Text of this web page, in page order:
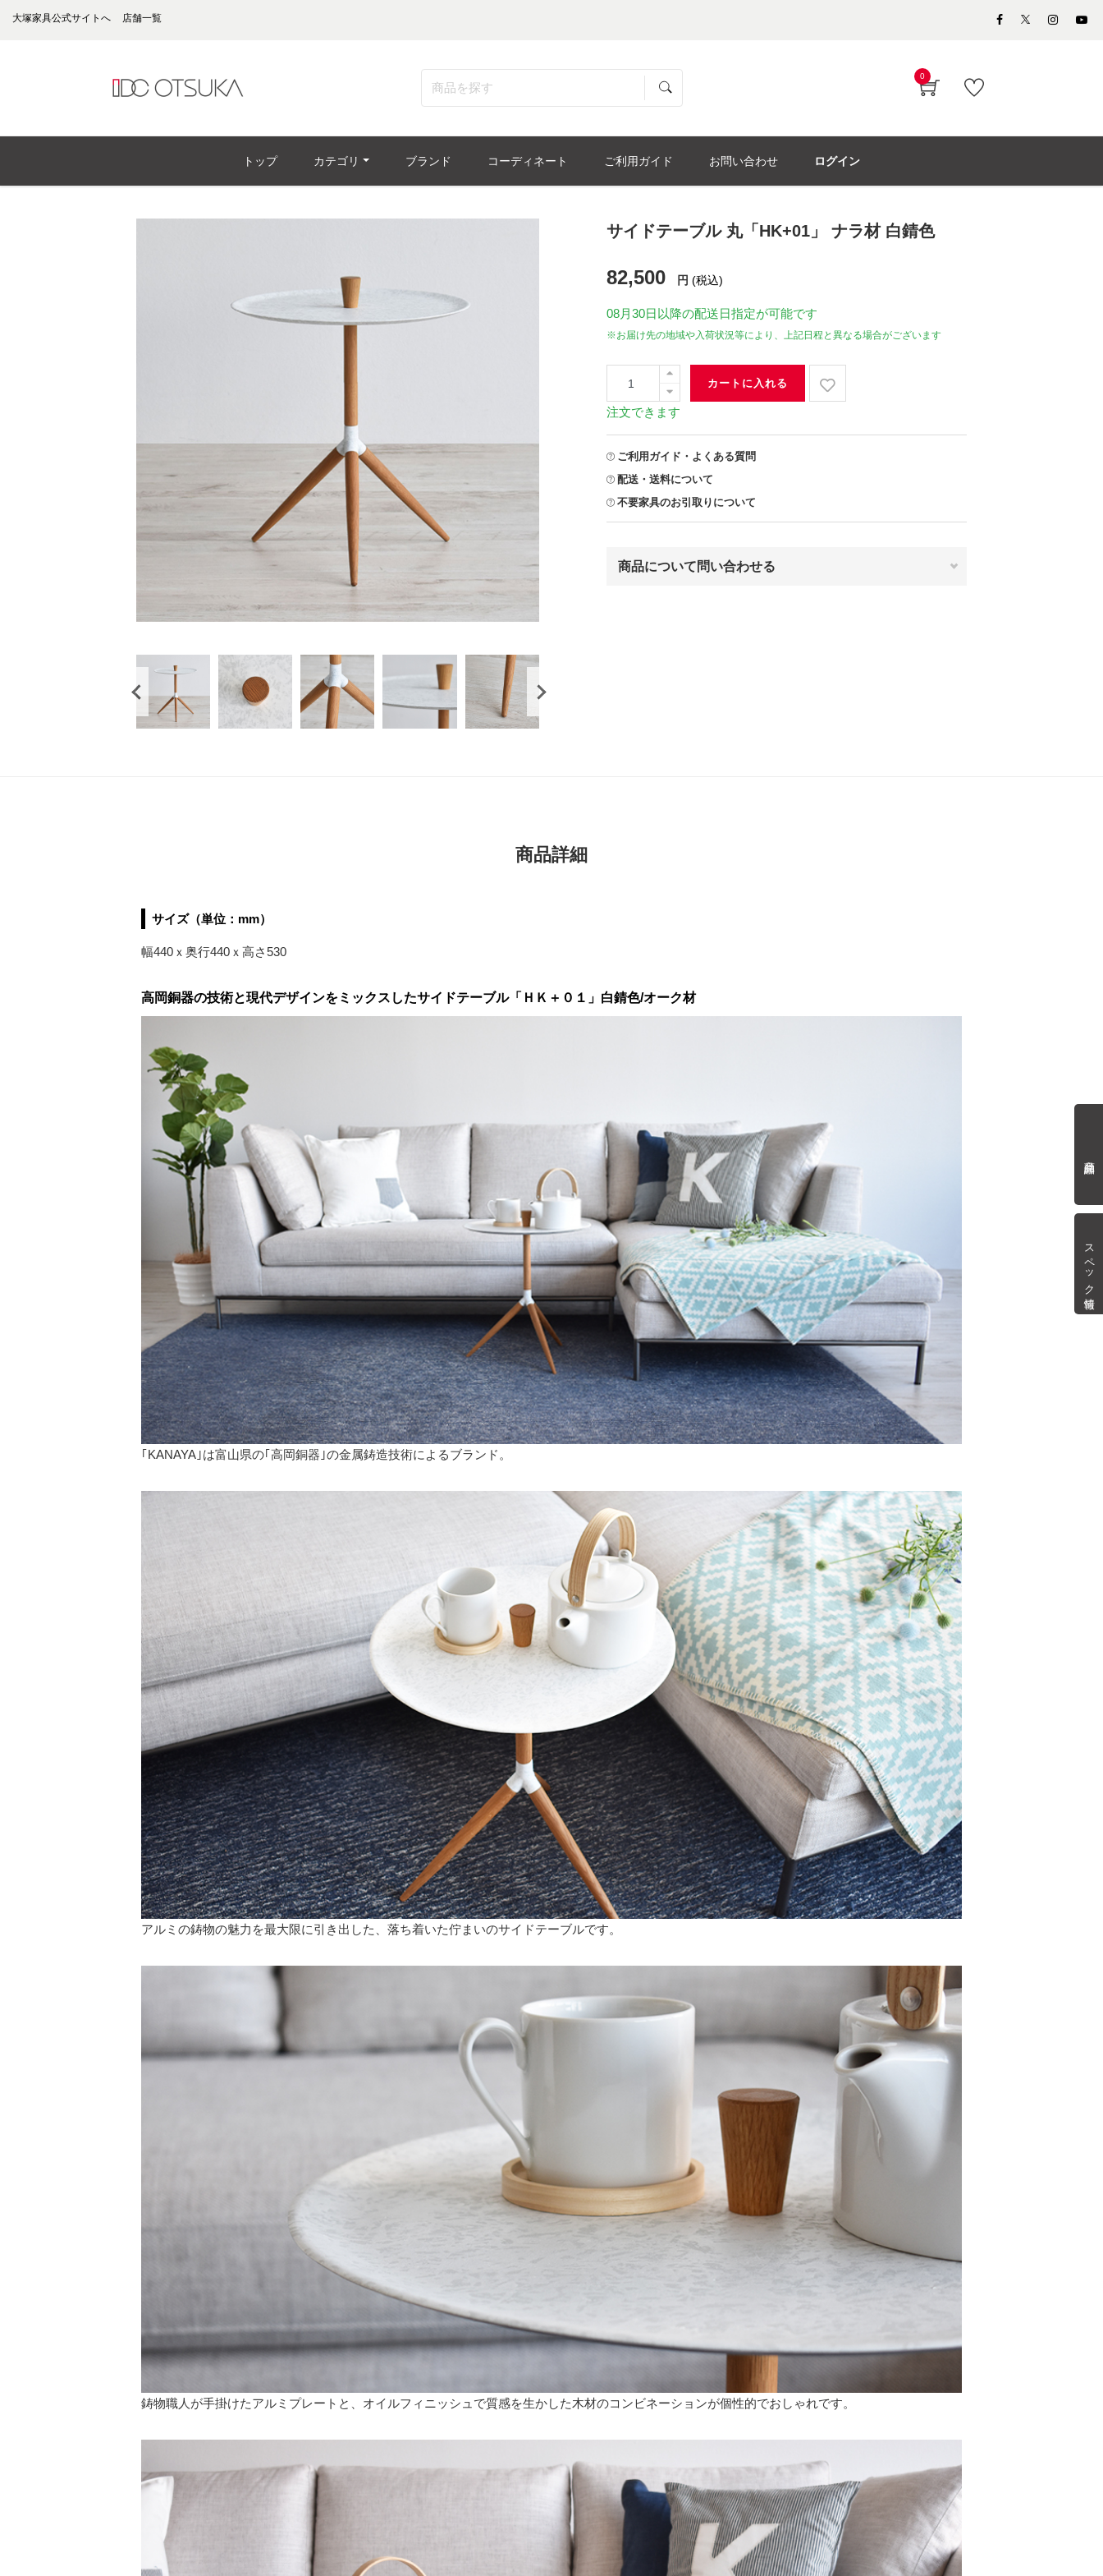
スペック情報
大塚家具公式サイトへ 店舗一覧
0
トップ カテゴリ ブランド コーディネート ご利用ガイド お問い合わせ ログイン
サイドテーブル 丸「HK+01」 ナラ材 白錆色
82,500 円 (税込)
08月30日 以降の配送日指定が可能です
※お届け先の地域や入荷状況等により、上記日程と異なる場合がございます
カートに入れる
注文できます
ご利用ガイド・よくある質問
配送・送料について
不要家具のお引取りについて
商品について問い合わせる
商品詳細
サイズ（単位：mm）
幅440ｘ奥行440ｘ高さ530
高岡銅器の技術と現代デザインをミックスしたサイドテーブル「ＨＫ＋０１」白錆色/オーク材
｢KANAYA｣は富山県の｢高岡銅器｣の金属鋳造技術によるブランド。
アルミの鋳物の魅力を最大限に引き出した、落ち着いた佇まいのサイドテーブルです。
鋳物職人が手掛けたアルミプレートと、オイルフィニッシュで質感を生かした木材のコンビネーションが個性的でおしゃれです。